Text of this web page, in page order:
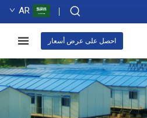
AR
احصل على عرض أسعار